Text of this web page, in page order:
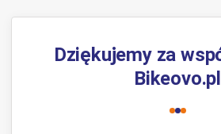
Dziękujemy za
Bikeovo.pl